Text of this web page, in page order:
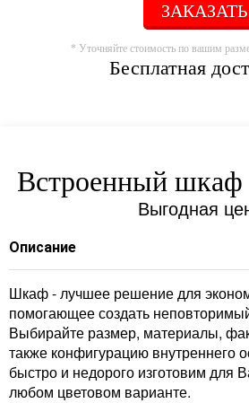
ЗАКАЗАТЬ
* Уточняйте стоимость по вашим
Бесплатная
Встроенный
Выгодная
Описание
Шкаф - лучшее решение для
помогающее создать
Выбирайте размер, материалы,
также конфигурацию внутреннего
быстро и недорого изготовим для
любом цветовом варианте.